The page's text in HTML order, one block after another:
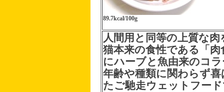
89.7kcal/100g
人間用と同等の上質な
猫本来の食性である「
にハーブと魚由来のコ
年齢や種類に関わらず
たご馳走ウェットフー